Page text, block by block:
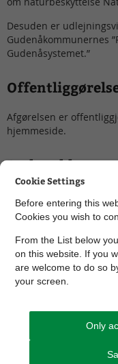
Desuden er
Gudenåkommunernes
Gudenåsystemet.”
Afgørelsen er
hjemmeside.
Du kan klage
kapitel 12 påklages til
ejeren af den
offentlige
landsdækkende
Cookie Settings
Before entering this
Cookies you wish to
From the List below
on this website. If you
are welcome to do so
your screen.
Only